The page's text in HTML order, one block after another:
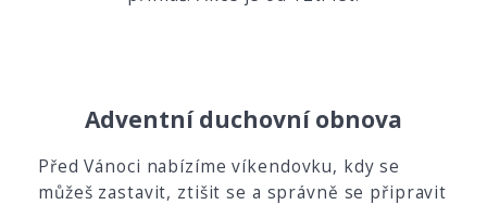
Adventní duchovní obnova
Před Vánoci nabízíme víkendovku, kdy se
můžeš zastavit, ztišit se a správně se připravit